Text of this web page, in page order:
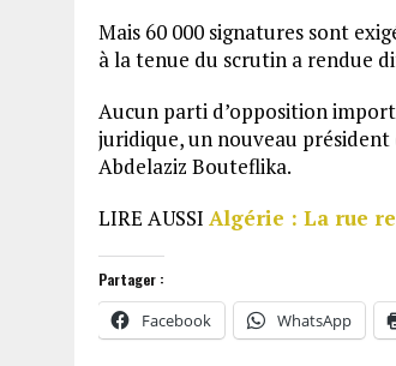
Mais 60 000 signatures sont
à la tenue du scrutin a rendue
Aucun parti d’opposition
juridique, un nouveau
Abdelaziz Bouteflika.
LIRE AUSSI Algérie : La rue
Partager :
Facebook WhatsApp